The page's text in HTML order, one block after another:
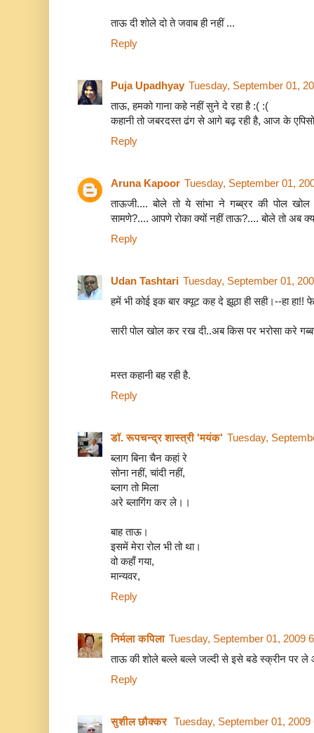
ताऊ दी शोले दो ते जवाब ही नहीं ...
Reply
Puja Upadhyay Tuesday, September 01,
ताऊ, हमको गाना कहे नहीं सुने दे रहा है :( :(
कहानी तो जबरदस्त ढंग से आगे बढ़ रही है, आज के
Reply
Aruna Kapoor Tuesday, September 01,
ताऊजी.... बोले तो ये सांभा ने गब्ब्रर की पोल
सामणे?.... आपणे रोका क्यों नहीं ताऊ?.... बोले तो अब
Reply
Udan Tashtari Tuesday, September 01,
हमें भी कोई इक बार क्यूट कह दे झूठा ही सही।--हा
सारी पोल खोल कर रख दी..अब किस पर भरोसा करे
मस्त कहानी बह रही है.
Reply
डॉ. रूपचन्द्र शास्त्री 'मयंक' Tuesday,
ब्लाग बिना चैन कहां रे
सोना नहीं, चांदी नहीं,
ब्लाग तो मिला
अरे ब्लागिंग कर ले।।
बाह ताऊ।
इसमें मेरा रोल भी तो था।
वो कहाँ गया,
मान्यवर,
Reply
निर्मला कपिला Tuesday, September 01, 2009
ताऊ की शोले बल्ले बल्ले जल्दी से इसे बडे स्क्रीन पर ले
Reply
सुशील छौक्कर Tuesday, September 01, 2009